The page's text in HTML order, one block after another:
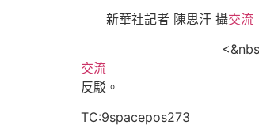
新華社記者 陳思汗 攝交流
交流
反駁。
TC:9spacepos273